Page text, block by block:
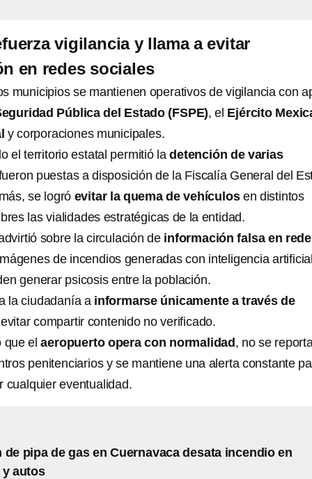
vigilancia y llama a evitar
en redes sociales
municipios se mantienen operativos de vigilancia con
Pública del Estado (FSPE), el Ejército
y corporaciones municipales.
el territorio estatal permitió ladetención de varias
puestas a disposición de la Fiscalía General del
se logró evitar la quema de vehículosen distintos
las vialidades estratégicas de la entidad.
sobre la circulación de información falsa en
de incendios generadas con inteligencia
generar psicosis entre la población.
la ciudadanía a informarse únicamente a través de
compartir contenido no verificado.
que elaeropuerto opera con normalidad , no se
penitenciarios y se mantiene una alerta constante
cualquier eventualidad.
pipa de gas en Cuernavaca desata incendio en
autos